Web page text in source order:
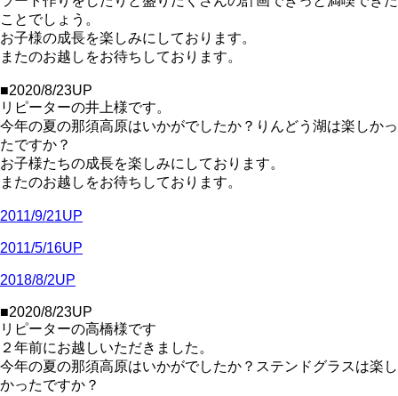
ことでしょう。
お子様の成長を楽しみにしております。
またのお越しをお待ちしております。
■2020/8/23UP
リピーターの井上様です。
今年の夏の那須高原はいかがでしたか？りんどう湖は楽しかっ
たですか？
お子様たちの成長を楽しみにしております。
またのお越しをお待ちしております。
2011/9/21UP
2011/5/16UP
2018/8/2UP
■2020/8/23UP
リピーターの高橋様です
２年前にお越しいただきました。
今年の夏の那須高原はいかがでしたか？ステンドグラスは楽し
かったですか？